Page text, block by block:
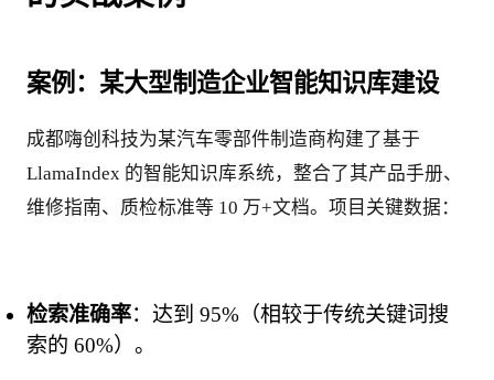
案例：某大型制造企业智能知识库建设
成都嗨创科技为某汽车零部件制造商构建了基于
LlamaIndex 的智能知识库系统，整合了其产品手册、
维修指南、质检标准等 10 万+文档。项目关键数据：
检索准确率：达到 95%（相较于传统关键词搜
索的 60%）。